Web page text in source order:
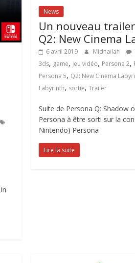
News
Un nouveau
Q2: New Cinema
6 avril 2019 Midnailah
3ds, game, Jeu vidéo, Persona 2,
Persona 5, Q2: New Cinema
Labyrinth, sortie,Trailer
Suite de Persona Q: Shadow
Persona à être sorti sur la
Nintendo) Persona
Lire la suite